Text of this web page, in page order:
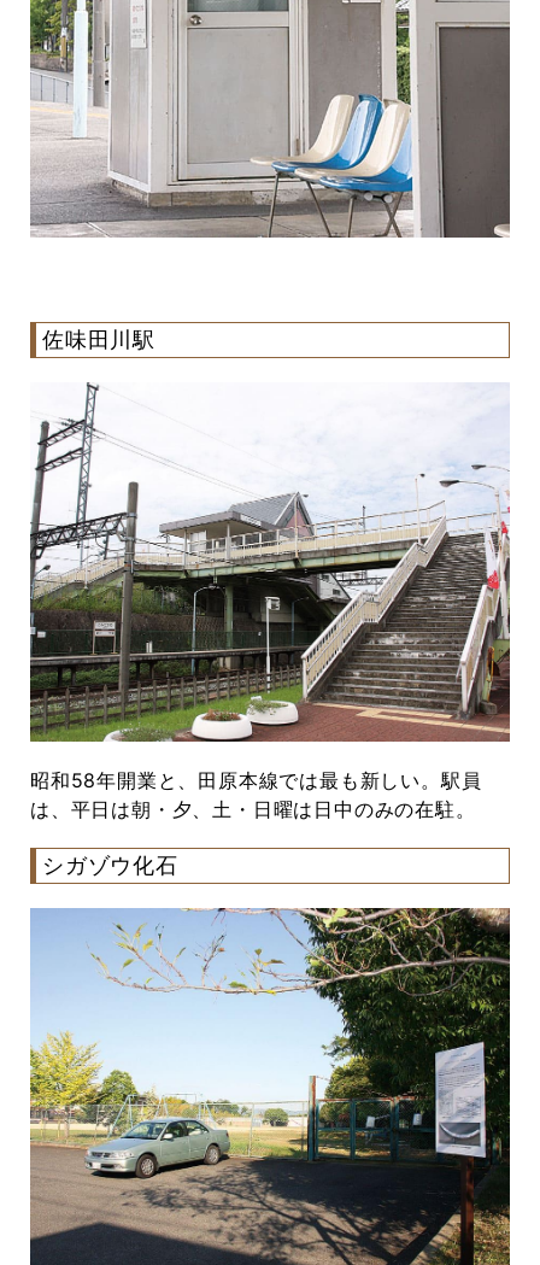
佐味田川駅
昭和58年開業と、田原本線では最も新しい。駅員
は、平日は朝・夕、土・日曜は日中のみの在駐。
シガゾウ化石